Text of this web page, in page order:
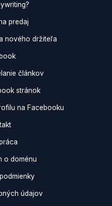
predaj
nového držiteľa
článkov
stránok
na Facebooku
o doménu
údajov